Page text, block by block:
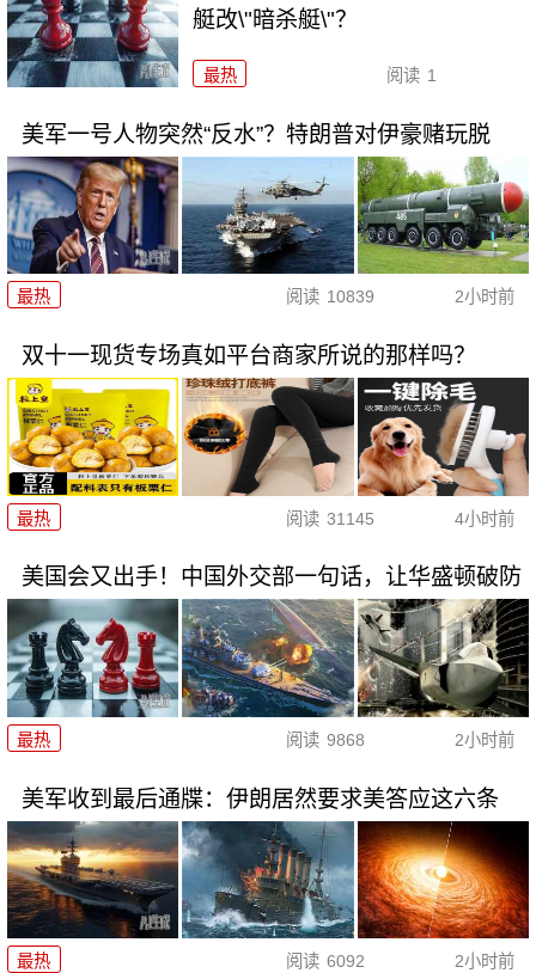
艇改\"暗杀艇\"？
最热 阅读 1
美军一号人物突然“反水”？特朗普对伊豪赌玩脱
最热 阅读 10839 2小时前
双十一现货专场真如平台商家所说的那样吗？
最热 阅读 31145 4小时前
美国会又出手！中国外交部一句话，让华盛顿破防
最热 阅读 9868 2小时前
美军收到最后通牒：伊朗居然要求美答应这六条
最热 阅读 6092 2小时前